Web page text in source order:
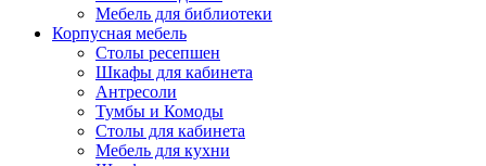
Мебель для библиотеки
Корпусная мебель
Столы ресепшен
Шкафы для кабинета
Антресоли
Тумбы и Комоды
Столы для кабинета
Мебель для кухни